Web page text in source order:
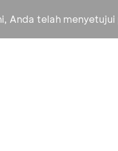
Anda telah